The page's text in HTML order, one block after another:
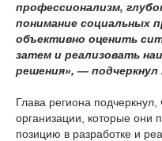
профессионализм,
понимание социальных
объективно оценить
затем и реализовать
решения», — подчеркнул
Глава региона подчеркнул,
организации, которые они
позицию в разработке и